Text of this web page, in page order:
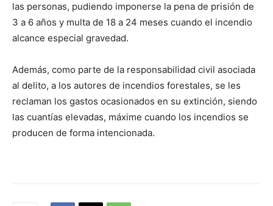
las personas, pudiendo imponerse la pena de prisión de
3 a 6 años y multa de 18 a 24 meses cuando el incendio
alcance especial gravedad.
Además, como parte de la responsabilidad civil asociada
al delito, a los autores de incendios forestales, se les
reclaman los gastos ocasionados en su extinción, siendo
las cuantías elevadas, máxime cuando los incendios se
producen de forma intencionada.